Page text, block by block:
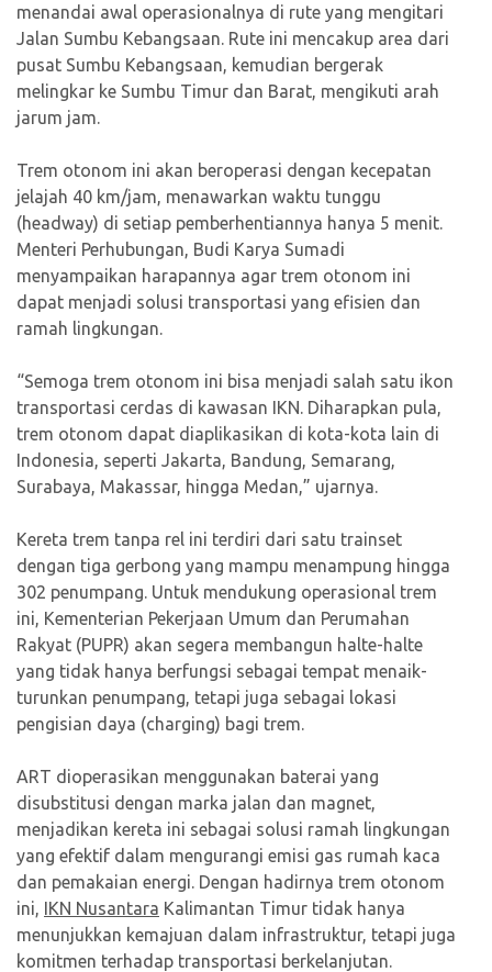
menandai awal operasionalnya di rute yang mengitari
Jalan Sumbu Kebangsaan. Rute ini mencakup area dari
pusat Sumbu Kebangsaan, kemudian bergerak
melingkar ke Sumbu Timur dan Barat, mengikuti arah
jarum jam.
Trem otonom ini akan beroperasi dengan kecepatan
jelajah 40 km/jam, menawarkan waktu tunggu
(headway) di setiap pemberhentiannya hanya 5 menit.
Menteri Perhubungan, Budi Karya Sumadi
menyampaikan harapannya agar trem otonom ini
dapat menjadi solusi transportasi yang efisien dan
ramah lingkungan.
“Semoga trem otonom ini bisa menjadi salah satu ikon
transportasi cerdas di kawasan IKN. Diharapkan pula,
trem otonom dapat diaplikasikan di kota-kota lain di
Indonesia, seperti Jakarta, Bandung, Semarang,
Surabaya, Makassar, hingga Medan,” ujarnya.
Kereta trem tanpa rel ini terdiri dari satu trainset
dengan tiga gerbong yang mampu menampung hingga
302 penumpang. Untuk mendukung operasional trem
ini, Kementerian Pekerjaan Umum dan Perumahan
Rakyat (PUPR) akan segera membangun halte-halte
yang tidak hanya berfungsi sebagai tempat menaik-
turunkan penumpang, tetapi juga sebagai lokasi
pengisian daya (charging) bagi trem.
ART dioperasikan menggunakan baterai yang
disubstitusi dengan marka jalan dan magnet,
menjadikan kereta ini sebagai solusi ramah lingkungan
yang efektif dalam mengurangi emisi gas rumah kaca
dan pemakaian energi. Dengan hadirnya trem otonom
ini, IKN Nusantara Kalimantan Timur tidak hanya
menunjukkan kemajuan dalam infrastruktur, tetapi juga
komitmen terhadap transportasi berkelanjutan.